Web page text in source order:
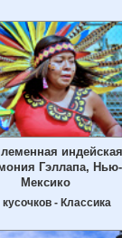
индейская
Гэллапа, Нью-
Мексико
кусочков - Классика